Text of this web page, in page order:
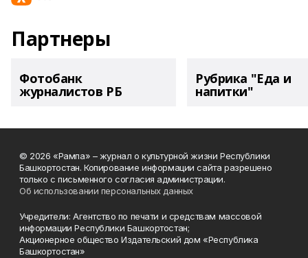
Партнеры
Фотобанк
журналистов РБ
Рубрика "Еда и
напитки"
© 2026 «Рампа» – журнал о культурной жизни Республики
Башкортостан. Копирование информации сайта разрешено
только с письменного согласия администрации.
Об использовании персональных данных
Учредители: Агентство по печати и средствам массовой
информации Республики Башкортостан;
Акционерное общество Издательский дом «Республика
Башкортостан»